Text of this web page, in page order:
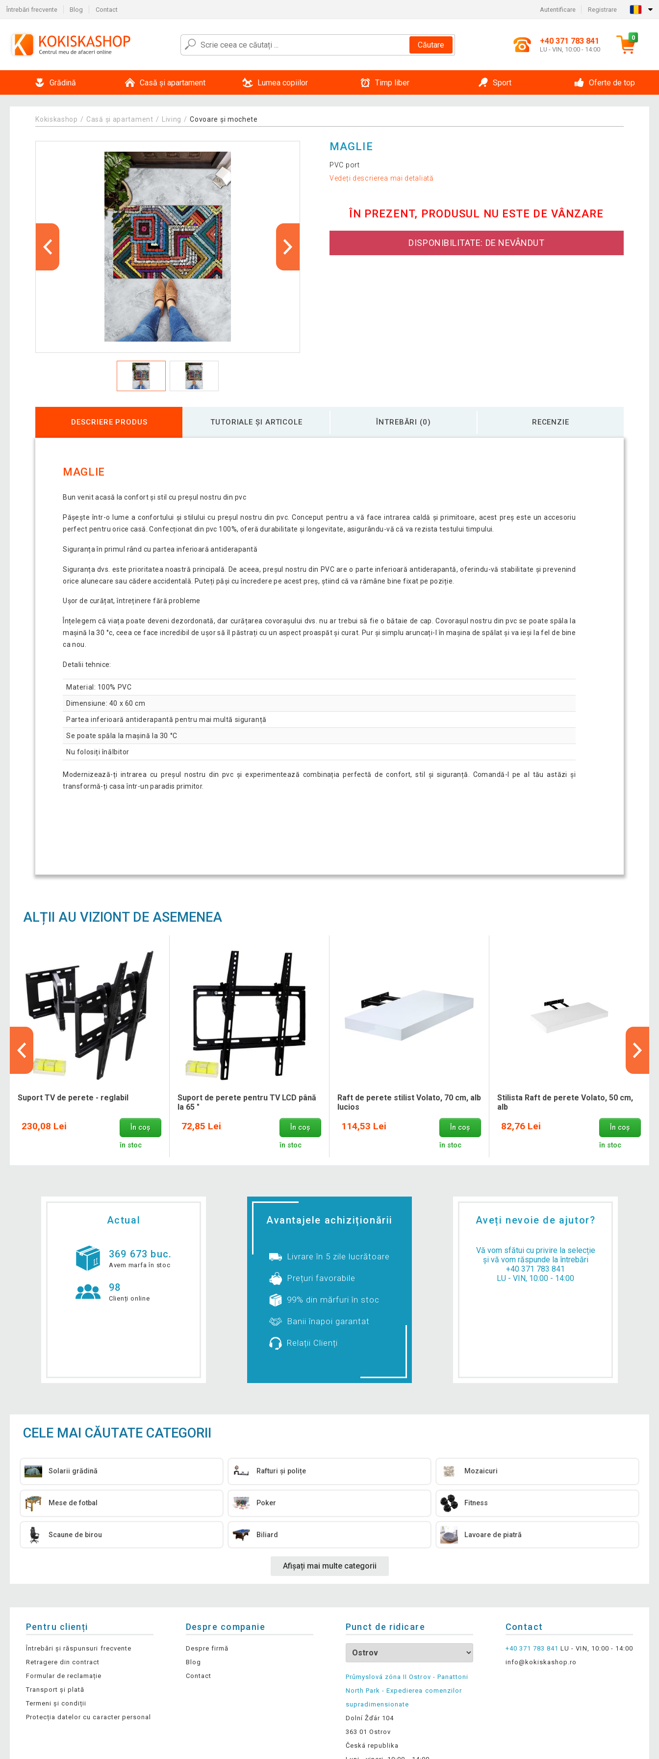
Întrebări frecvente Blog Contact Autentificare Registrare
Căutare +40 371 783 841
LU - VIN, 10:00 - 14:00
0
Grădină Casă și apartament Lumea copiilor Timp liber Sport Oferte de top
Kokiskashop Casă și apartament Living Covoare și mochete
MAGLIE
PVC port
Vedeți descrierea mai detaliată
ÎN PREZENT, PRODUSUL NU ESTE DE VÂNZARE
DISPONIBILITATE: DE NEVÂNDUT
DESCRIERE PRODUS TUTORIALE ȘI ARTICOLE ÎNTREBĂRI (0) RECENZIE
MAGLIE
Bun venit acasă la confort și stil cu preșul nostru din pvc
Pășește într-o lume a confortului și stilului cu preșul nostru din pvc. Conceput pentru a vă face intrarea caldă și primitoare, acest preș este un accesoriu
perfect pentru orice casă. Confecționat din pvc 100%, oferă durabilitate și longevitate, asigurându-vă că va rezista testului timpului.
Siguranța în primul rând cu partea inferioară antiderapantă
Siguranța dvs. este prioritatea noastră principală. De aceea, preșul nostru din PVC are o parte inferioară antiderapantă, oferindu-vă stabilitate și prevenind
orice alunecare sau cădere accidentală. Puteți păși cu încredere pe acest preș, știind că va rămâne bine fixat pe poziție.
Ușor de curățat, întreținere fără probleme
Înțelegem că viața poate deveni dezordonată, dar curățarea covorașului dvs. nu ar trebui să fie o bătaie de cap. Covorașul nostru din pvc se poate spăla la
mașină la 30 °c, ceea ce face incredibil de ușor să îl păstrați cu un aspect proaspăt și curat. Pur și simplu aruncați-l în mașina de spălat și va ieși la fel de bine
ca nou.
Detalii tehnice:
Material: 100% PVC
Dimensiune: 40 x 60 cm
Partea inferioară antiderapantă pentru mai multă siguranță
Se poate spăla la mașină la 30 °C
Nu folosiți înălbitor
Modernizează-ți intrarea cu preșul nostru din pvc și experimentează combinația perfectă de confort, stil și siguranță. Comandă-l pe al tău astăzi și
transformă-ți casa într-un paradis primitor.
ALȚII AU VIZIONT DE ASEMENEA
Suport TV de perete - reglabil
230,08 Lei În coș
în stoc
Suport de perete pentru TV LCD până
la 65 "
72,85 Lei În coș
în stoc
Raft de perete stilist Volato, 70 cm, alb
lucios
114,53 Lei În coș
în stoc
Stilista Raft de perete Volato, 50 cm,
alb
82,76 Lei În coș
în stoc
Actual
369 673 buc.
Avem marfa în stoc
98
Clienți online
Avantajele achiziționării
Livrare în 5 zile lucrătoare
Prețuri favorabile
99% din mărfuri în stoc
Banii înapoi garantat
Relații Clienți
Aveți nevoie de ajutor?
Vă vom sfătui cu privire la selecție
și vă vom răspunde la întrebări
+40 371 783 841
LU - VIN, 10:00 - 14:00
CELE MAI CĂUTATE CATEGORII
Solarii grădină Rafturi și polițe Mozaicuri
Mese de fotbal Poker Fitness
Scaune de birou Biliard Lavoare de piatră
Afișați mai multe categorii
Pentru clienți
Întrebări și răspunsuri frecvente
Retragere din contract
Formular de reclamație
Transport și plată
Termeni și condiții
Protecția datelor cu caracter personal
Despre companie
Despre firmă
Blog
Contact
Punct de ridicare
Průmyslová zóna II Ostrov - Panattoni
North Park - Expedierea comenzilor
supradimensionate
Dolní Žďár 104
363 01 Ostrov
Česká republika
Contact
+40 371 783 841 LU - VIN, 10:00 - 14:00
info@kokiskashop.ro